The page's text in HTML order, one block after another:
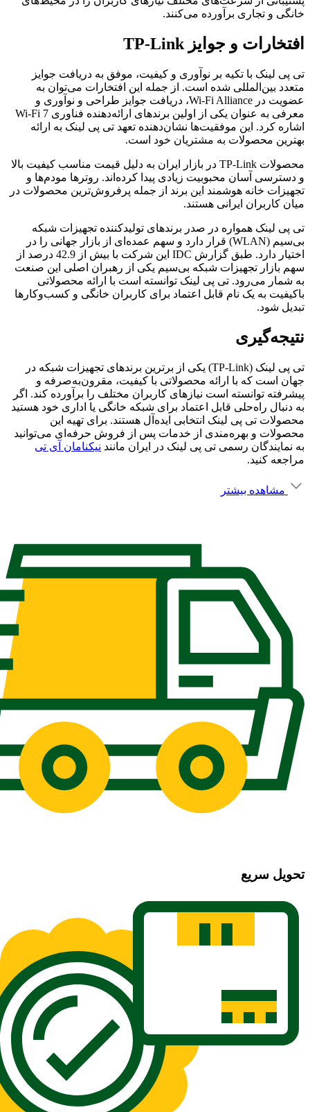
خانگی و تجاری برآورده می‌کنند.
افتخارات و جوایز TP-Link
تی پی لینک با تکیه بر نوآوری و کیفیت، موفق به دریافت جوایز
متعدد بین‌المللی شده است. از جمله این افتخارات می‌توان به
عضویت در Wi-Fi Alliance، دریافت جوایز طراحی و نوآوری و
معرفی به عنوان یکی از اولین برندهای ارائه‌دهنده فناوری Wi-Fi 7
اشاره کرد. این موفقیت‌ها نشان‌دهنده تعهد تی پی لینک به ارائه
بهترین محصولات به مشتریان خود است.
محصولات TP-Link در بازار ایران به دلیل قیمت مناسب کیفیت بالا
و دسترسی آسان محبوبیت زیادی پیدا کرده‌اند. روترها مودم‌ها و
تجهیزات خانه هوشمند این برند از جمله پرفروش‌ترین محصولات در
میان کاربران ایرانی هستند.
تی پی لینک همواره در صدر برندهای تولیدکننده تجهیزات شبکه
بی‌سیم (WLAN) قرار دارد و سهم عمده‌ای از بازار جهانی را در
اختیار دارد. طبق گزارش IDC این شرکت با بیش از 42.9 درصد از
سهم بازار تجهیزات شبکه بی‌سیم یکی از رهبران اصلی این صنعت
به شمار می‌رود. تی پی لینک توانسته است با ارائه محصولاتی
باکیفیت به یک نام قابل اعتماد برای کاربران خانگی و کسب‌وکارها
تبدیل شود.
نتیجه‌گیری
تی پی لینک (TP-Link) یکی از برترین برندهای تجهیزات شبکه در
جهان است که با ارائه محصولاتی با کیفیت، مقرون‌به‌صرفه و
پیشرفته توانسته است نیازهای کاربران مختلف را برآورده کند. اگر
به دنبال راه‌حلی قابل اعتماد برای شبکه خانگی یا اداری خود هستید
محصولات تی پی لینک انتخابی ایده‌آل هستند. برای تهیه این
محصولات و بهره‌مندی از خدمات پس از فروش حرفه‌ای می‌توانید
به نمایندگان رسمی تی پی لینک در ایران مانند نیکنامان آی تی
مراجعه کنید.
مشاهده بیشتر
تحویل سریع